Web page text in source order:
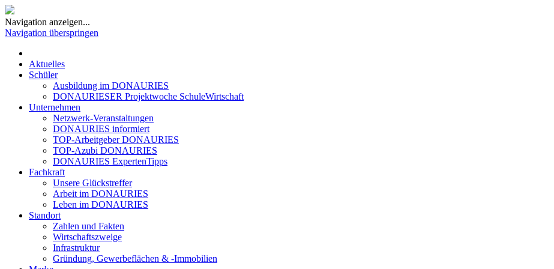
Navigation anzeigen...
Navigation überspringen
Aktuelles
Schüler
Ausbildung im DONAURIES
DONAURIESER Projektwoche SchuleWirtschaft
Unternehmen
Netzwerk-Veranstaltungen
DONAURIES informiert
TOP-Arbeitgeber DONAURIES
TOP-Azubi DONAURIES
DONAURIES ExpertenTipps
Fachkraft
Unsere Glückstreffer
Arbeit im DONAURIES
Leben im DONAURIES
Standort
Zahlen und Fakten
Wirtschaftszweige
Infrastruktur
Gründung, Gewerbeflächen & -Immobilien